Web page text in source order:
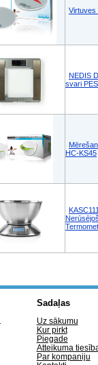
Virtuves
NEDIS
svari
HC-KS45
Sadaļas
Uz sākumu
Kur pirkt
Piegade
Atteikuma
Par kompaniju